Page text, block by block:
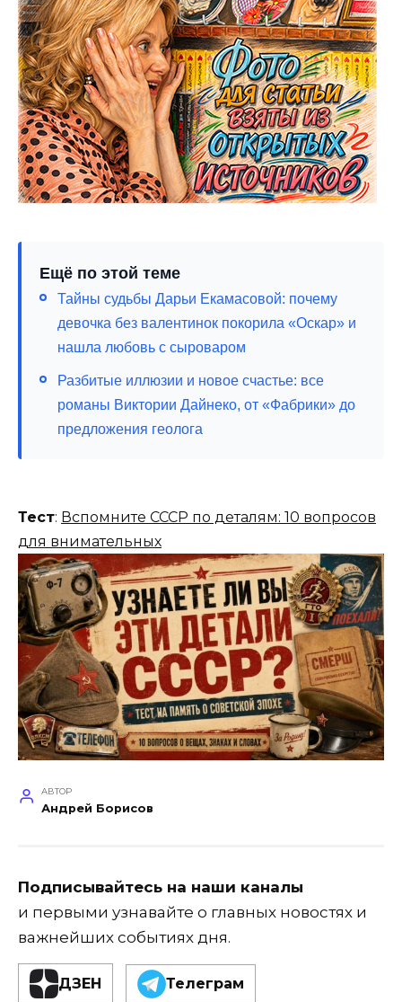
Ещё по этой теме
Тайны судьбы Дарьи Екамасовой: почему
девочка без валентинок покорила «Оскар» и
нашла любовь с сыроваром
Разбитые иллюзии и новое счастье: все
романы Виктории Дайнеко, от «Фабрики» до
предложения геолога
Тест: Вспомните СССР по деталям: 10 вопросов
для внимательных
АВТОР
Андрей Борисов
Подписывайтесь на наши каналы
и первыми узнавайте о главных новостях и
важнейших событиях дня.
ДЗЕН Телеграм